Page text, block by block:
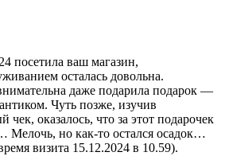
посетила ваш магазин,
осталась довольна.
даже подарила подарок —
Чуть позже, изучив
оказалось, что за этот подарочек
Мелочь, но как-то остался осадок…
визита 15.12.2024 в 10.59).